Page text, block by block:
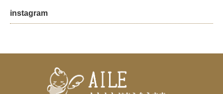
instagram